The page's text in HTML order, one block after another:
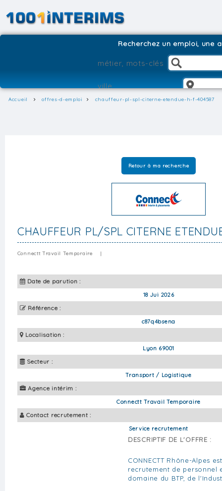
Recherchez un emploi, une
Accueil offres-d-emploi chauffeur-pl-spl-citerne-etendue-h-f-404587
Retour à ma recherche
CHAUFFEUR PL/SPL CITERNE
Connectt Travail Temporaire |
Date de parution :
18 Jui 2026
Référence :
c87q4bsena
Localisation :
Lyon 69001
Secteur :
Transport / Logistique
Agence intérim :
Connectt Travail Temporaire
Contact recrutement :
Service recrutement
DESCRIPTIF DE L'OFFRE :
CONNECTT Rhône-Alpes
recrutement de personnel
domaine du BTP, de